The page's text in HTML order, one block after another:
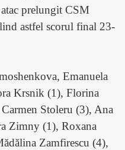
prelungit CSM
astfel scorul final 23-
Emanuela
Krsnik (1), Florina
Stoleru (3), Ana
Zimny (1), Roxana
Zamfirescu (4),